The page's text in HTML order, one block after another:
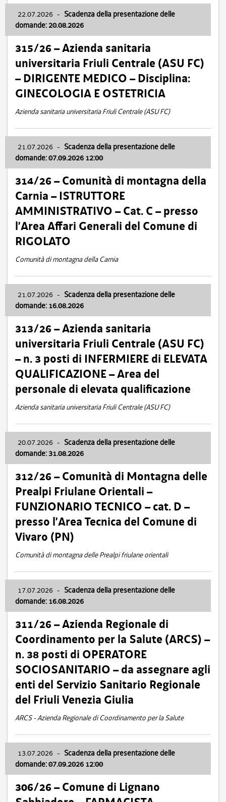
22.07.2026 - Scadenza della presentazione delle
domande: 20.08.2026
315/26 – Azienda sanitaria
universitaria Friuli Centrale (ASU FC)
– DIRIGENTE MEDICO – Disciplina:
GINECOLOGIA E OSTETRICIA
Azienda sanitaria universitaria Friuli Centrale (ASU FC)
21.07.2026 - Scadenza della presentazione delle
domande: 07.09.2026 12:00
314/26 – Comunità di montagna della
Carnia – ISTRUTTORE
AMMINISTRATIVO – Cat. C – presso
l’Area Affari Generali del Comune di
RIGOLATO
Comunità di montagna della Carnia
21.07.2026 - Scadenza della presentazione delle
domande: 16.08.2026
313/26 – Azienda sanitaria
universitaria Friuli Centrale (ASU FC)
– n. 3 posti di INFERMIERE di ELEVATA
QUALIFICAZIONE – Area del
personale di elevata qualificazione
Azienda sanitaria universitaria Friuli Centrale (ASU FC)
20.07.2026 - Scadenza della presentazione delle
domande: 31.08.2026
312/26 – Comunità di Montagna delle
Prealpi Friulane Orientali –
FUNZIONARIO TECNICO – cat. D –
presso l’Area Tecnica del Comune di
Vivaro (PN)
Comunità di montagna delle Prealpi friulane orientali
17.07.2026 - Scadenza della presentazione delle
domande: 16.08.2026
311/26 – Azienda Regionale di
Coordinamento per la Salute (ARCS) –
n. 38 posti di OPERATORE
SOCIOSANITARIO – da assegnare agli
enti del Servizio Sanitario Regionale
del Friuli Venezia Giulia
ARCS - Azienda Regionale di Coordinamento per la Salute
13.07.2026 - Scadenza della presentazione delle
domande: 07.09.2026 12:00
306/26 – Comune di Lignano